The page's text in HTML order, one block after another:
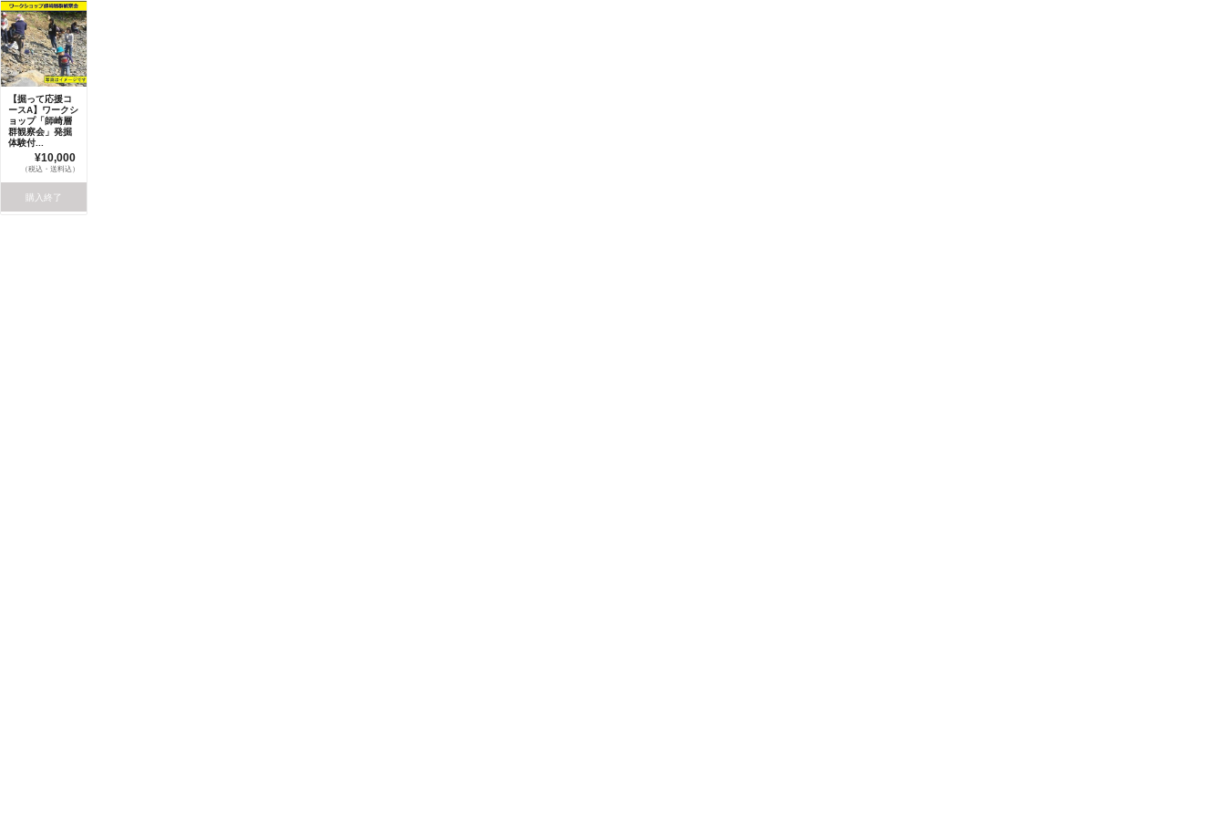
【掘って応援コ
ースA】ワークシ
ョップ「師崎層
群観察会」発掘
体験付...
¥10,000
（税込・送料込）
購入終了